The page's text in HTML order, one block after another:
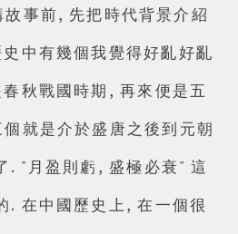
故事前, 先把時代背景介紹
中有幾個我覺得好亂好亂
秋戰國時期, 再來便是五
就是介於盛唐之後到元朝
. "月盈則虧, 盛極必衰" 這
. 在中國歷史上, 在一個很